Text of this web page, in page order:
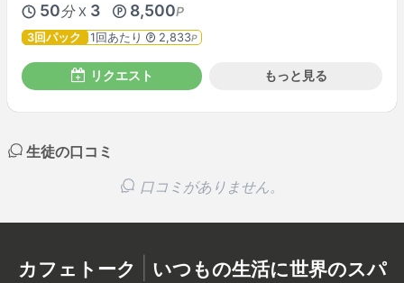
50分 X 3 8,500P
3回パック 1回あたり 2,833P
リクエスト もっと見る
生徒の口コミ
口コミがありません。
カフェトーク | いつもの生活に世界のスパ